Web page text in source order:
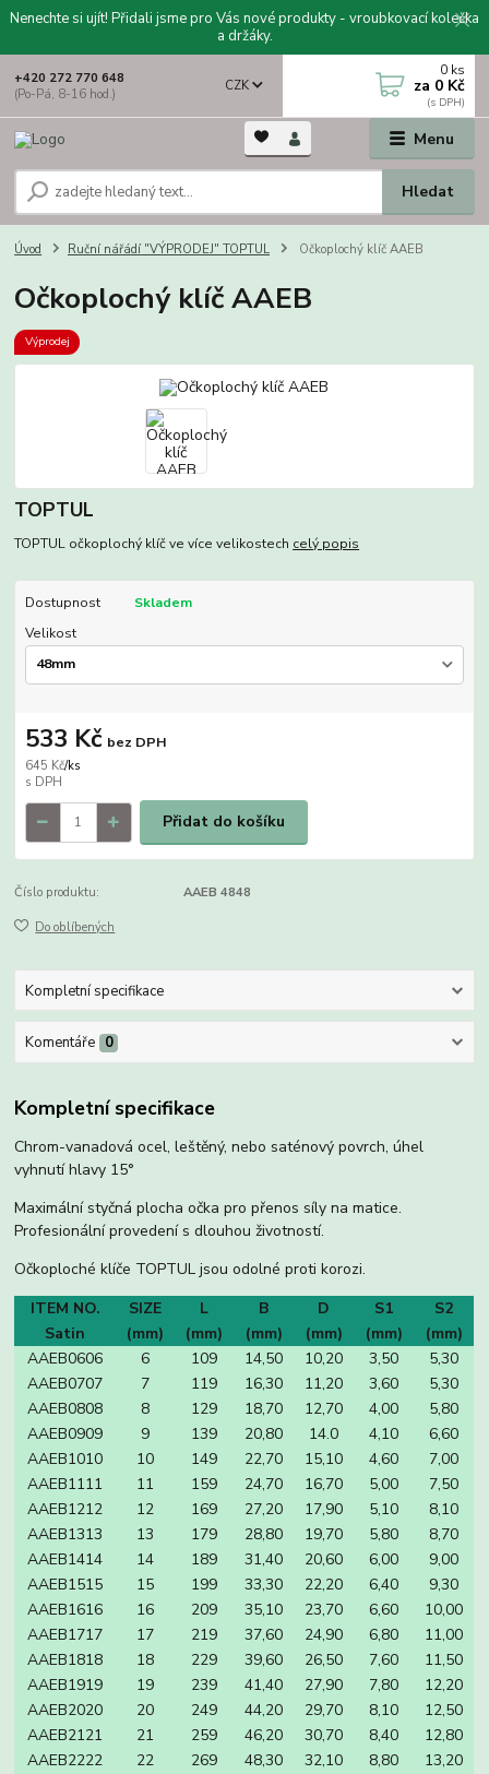
Nenechte si ujít! Přidali jsme pro Vás nové produkty - vroubkovací kolečka
a držáky.
Menu
CZK
Hledat
+420 272 770 648
(Po-Pá, 8-16 hod.)
0 ks
za 0 Kč
Úvod Ruční nářádí "VÝPRODEJ" TOPTUL Očkoplochý klíč AAEB
Očkoplochý klíč AAEB
Výprodej
TOPTUL
TOPTUL očkoplochý klíč ve více velikostech celý popis
Dostupnost
Skladem
Velikost
645 Kč/ks
533 Kč bez DPH
Přidat do košíku
Číslo produktu: AAEB 4848
Do oblíbených
Kompletní specifikace
Komentáře 0
Kompletní specifikace
Chrom-vanadová ocel, leštěný, nebo saténový povrch, úhel
vyhnutí hlavy 15°
Maximální styčná plocha očka pro přenos síly na matice.
Profesionální provedení s dlouhou životností.
Očkoploché klíče TOPTUL jsou odolné proti korozi.
ITEM NO.
SIZE L B D S1
S2
Satin
(mm) (mm) (mm) (mm) (mm)
(mm)
AAEB0606
6 109 14,50 10,20 3,50
5,30
AAEB0707
7 119 16,30 11,20 3,60
5,30
AAEB0808
8 129 18,70 12,70 4,00
5,80
AAEB0909
9 139 20,80 14.0 4,10
6,60
AAEB1010
10 149 22,70 15,10 4,60
7,00
AAEB1111
11 159 24,70 16,70 5,00
7,50
AAEB1212
12 169 27,20 17,90 5,10
8,10
AAEB1313
13 179 28,80 19,70 5,80
8,70
AAEB1414
14 189 31,40 20,60 6,00
9,00
AAEB1515
15 199 33,30 22,20 6,40
9,30
AAEB1616
16 209 35,10 23,70 6,60
10,00
AAEB1717
17 219 37,60 24,90 6,80
11,00
AAEB1818
18 229 39,60 26,50 7,60
11,50
AAEB1919
19 239 41,40 27,90 7,80
12,20
AAEB2020
20 249 44,20 29,70 8,10
12,50
AAEB2121
21 259 46,20 30,70 8,40
12,80
AAEB2222
22 269 48,30 32,10 8,80
13,20